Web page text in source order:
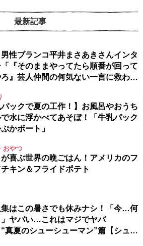
最新記事
性ブランコ平井まさあきさんインタ
「『そのままやってたら順番が回って
ろ』芸人仲間の何気ない一言に救われ
パックで夏の工作！】お風呂やおうち
水に浮かべてあそぼ！「牛乳パック
かボート」
おやつ
喜ぶ世界の晩ごはん！アメリカのフ
キン＆フライドポテト
集はこの暑さでも休みナシ！「今…何
」ヤバい…これはマジでヤバ
真夏のシューシューマン”篇【シュー